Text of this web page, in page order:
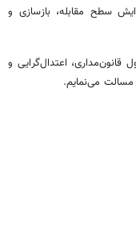
سطح مقابله، بازسازی و
اعتدال‌گرایی و
مسالت می‌نمایم.